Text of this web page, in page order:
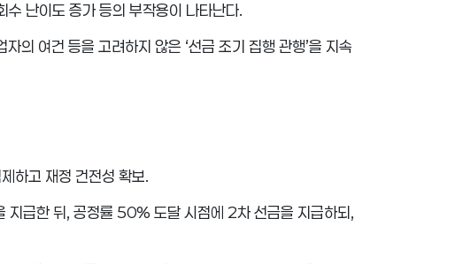
수 난이도 증가 등의 부작용이 나타난다.
자의 여건 등을 고려하지 않은 ‘선금 조기 집행 관행’을 지속
하고 재정 건전성 확보.
지급한 뒤 , 공정률 50% 도달 시점에 2차 선금을 지급하되 ,